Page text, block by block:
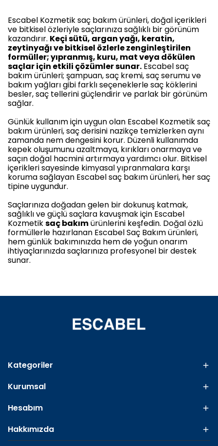
Escabel Kozmetik saç bakım ürünleri, doğal içerikleri
ve bitkisel özleriyle saçlarınıza sağlıklı bir görünüm
kazandırır. Keçi sütü, argan yağı, keratin,
zeytinyağı ve bitkisel özlerle zenginleştirilen
formüller; yıpranmış, kuru, mat veya dökülen
saçlar için etkili çözümler sunar. Escabel saç
bakım ürünleri; şampuan, saç kremi, saç serumu ve
bakım yağları gibi farklı seçeneklerle saç köklerini
besler, saç tellerini güçlendirir ve parlak bir görünüm
sağlar.
Günlük kullanım için uygun olan Escabel Kozmetik saç
bakım ürünleri, saç derisini nazikçe temizlerken aynı
zamanda nem dengesini korur. Düzenli kullanımda
kepek oluşumunu azaltmaya, kırıkları onarmaya ve
saçın doğal hacmini artırmaya yardımcı olur. Bitkisel
içerikleri sayesinde kimyasal yıpranmalara karşı
koruma sağlayan Escabel saç bakım ürünleri, her saç
tipine uygundur.
Saçlarınıza doğadan gelen bir dokunuş katmak,
sağlıklı ve güçlü saçlara kavuşmak için Escabel
Kozmetiksaç bakımürünlerini keşfedin. Doğal özlü
formüllerle hazırlanan Escabel Saç Bakım ürünleri,
hem günlük bakımınızda hem de yoğun onarım
ihtiyaçlarınızda saçlarınıza profesyonel bir destek
sunar.
Kategoriler
Kurumsal
Hesabım
Hakkımızda